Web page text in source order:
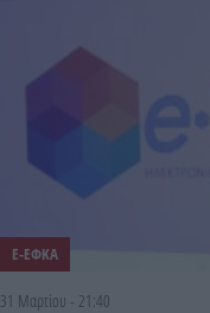
E-ΕΦΚΑ
31 Μαρτίου - 21:40